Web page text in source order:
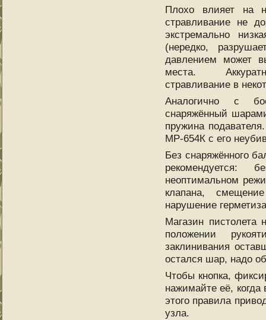
Плохо влияет на
стравливание не
экстремально
(нередко,
давлением может
места.
стравливание в
Аналогично с
снаряжённый
пружина
МР-654К с его
Без снаряжённого
рекомендуется:
неоптимальном
клапана,
нарушение
Магазин пистолета
положении
заклинивания
остался шар, надо
Чтобы кнопка,
нажимайте её,
этого правила
узла.